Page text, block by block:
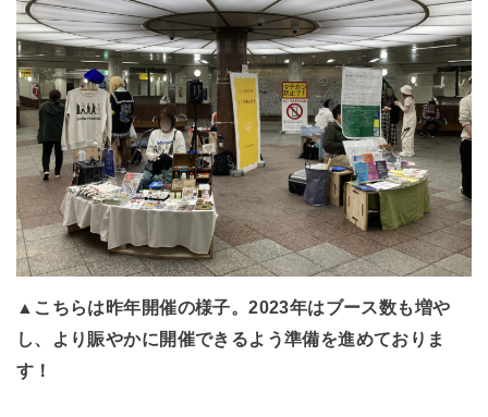
▲こちらは昨年開催の様子。2023年はブース数も増や
し、より賑やかに開催できるよう準備を進めておりま
す！